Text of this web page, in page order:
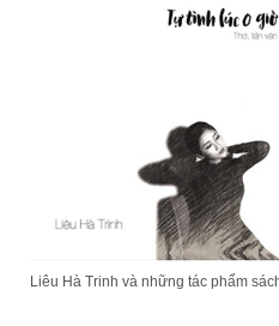
Liêu Hà Trinh và những tác phẩm